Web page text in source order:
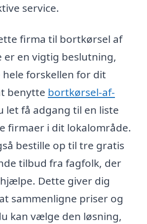
service.
firma til bortkørsel af
er en vigtig beslutning,
hele forskellen for dit
benytte bortkørsel-af-
let få adgang til en liste
firmaer i dit lokalområde.
bestille op til tre gratis
tilbud fra fagfolk, der
Dette giver dig
sammenligne priser og
kan vælge den løsning,